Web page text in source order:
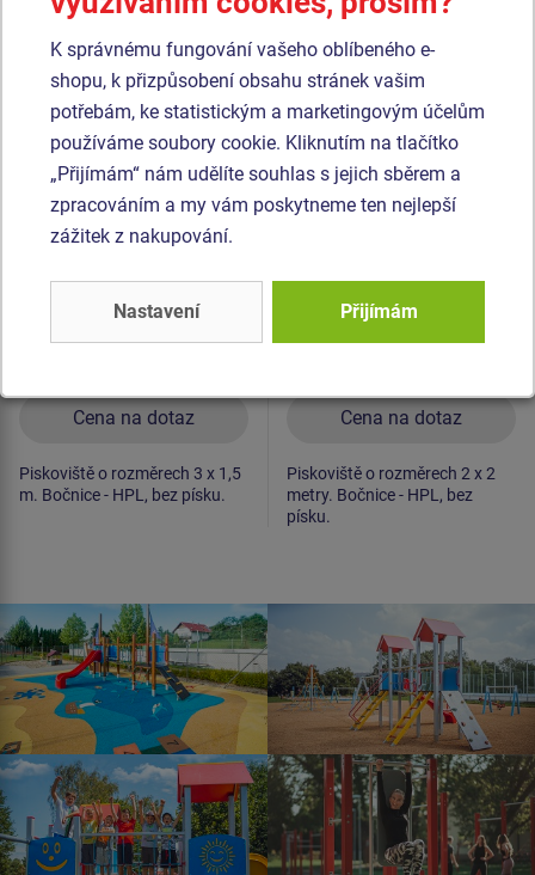
Podobnézboží
Produkt - PIH-3015-10
Pískoviště se sedáky
3x1,5 m PIH3015
Cena na dotaz
Novinka
Piskoviště o rozměrech 3 x 1,5
m. Bočnice - HPL, bez písku.
Produkt - PIH-2020-10
Pískoviště se sedáky
2x2 m PIH2020
Cena na dotaz
Piskoviště o rozměrech 2 x 2
metry. Bočnice - HPL, bez
písku.
K správnému fungování vašeho oblíbeného e-
shopu, k přizpůsobení obsahu stránek vašim
potřebám, ke statistickým a marketingovým účelům
používáme soubory cookie. Kliknutím na tlačítko
„Přijímám“ nám udělíte souhlas s jejich sběrem a
zpracováním a my vám poskytneme ten nejlepší
zážitek z nakupování.
Nastavení Přijímám